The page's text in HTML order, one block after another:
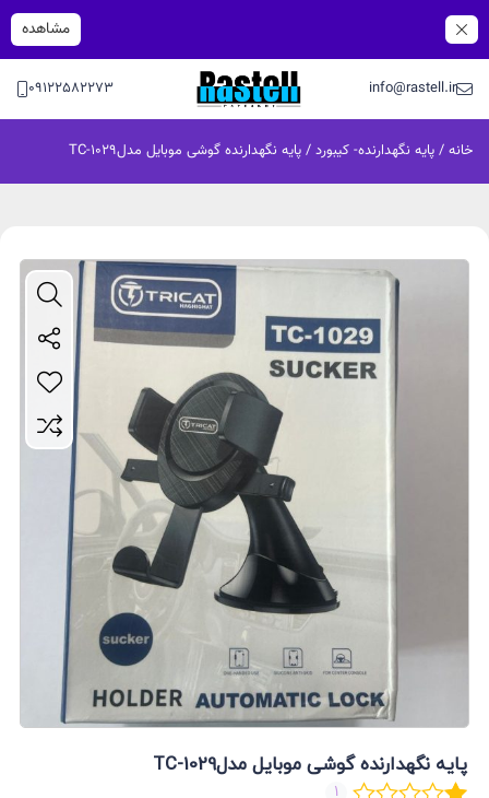
مشاهده
info@rastell.ir
09122582273
خانه / پایه نگهدارنده- کیبورد / پایه نگهدارنده گوشی موبایل مدلTC-1029
پایه نگهدارنده گوشی موبایل مدلTC-1029
1